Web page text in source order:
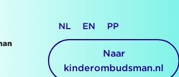
NL EN PP
Naar
kinderombudsman.nl